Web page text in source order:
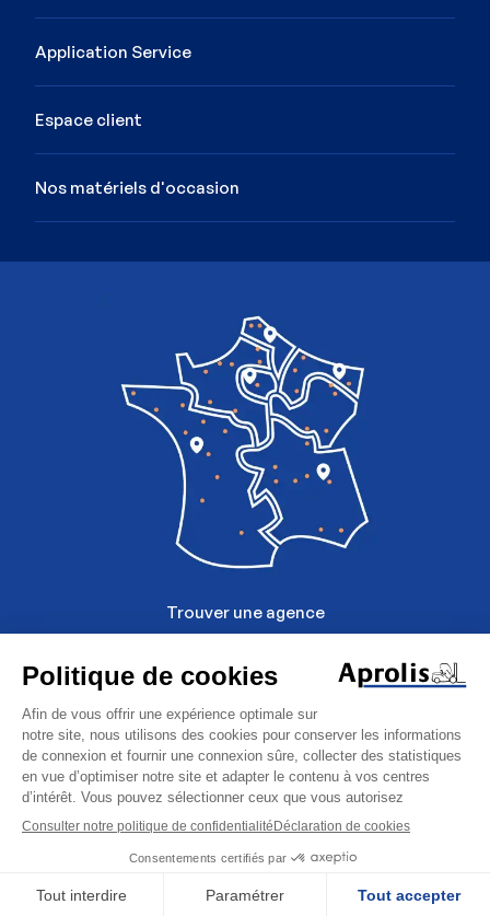
Retour à la liste
Autolaveuse
Scrubmaster
B75R
Application Service
Espace client
Nos matériels d'occasion
Trouver une agence
Mentions légales
Politique de données personelles
Gestion des cookies